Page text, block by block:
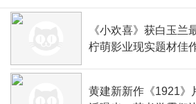
《小欢喜》获白玉兰
柠萌影业现实题材佳
黄建新新作《1921》